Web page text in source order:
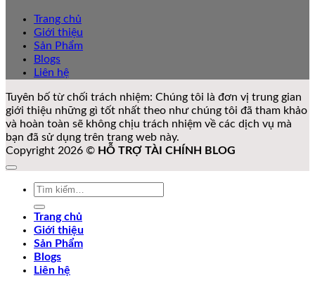
Trang chủ
Giới thiệu
Sản Phẩm
Blogs
Liên hệ
Tuyên bố từ chối trách nhiệm: Chúng tôi là đơn vị trung gian
giới thiệu những gì tốt nhất theo như chúng tôi đã tham khảo
và hoàn toàn sẽ không chịu trách nhiệm về các dịch vụ mà
bạn đã sử dụng trên trang web này.
Copyright 2026 © HỖ TRỢ TÀI CHÍNH BLOG
Tìm
Trang chủ
Giới thiệu
Sản Phẩm
Blogs
Liên hệ